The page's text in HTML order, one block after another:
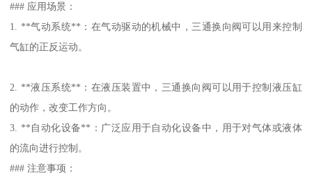
### 应用场景：
1. **气动系统**：在气动驱动的机械中，三通换向阀可以用来控制
气缸的正反运动。
2. **液压系统**：在液压装置中，三通换向阀可以用于控制液压缸
的动作，改变工作方向。
3. **自动化设备**：广泛应用于自动化设备中，用于对气体或液体
的流向进行控制。
### 注意事项：